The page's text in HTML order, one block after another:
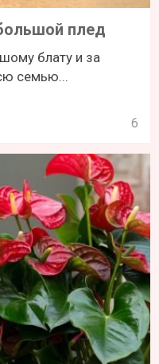
плед
блату и за
семью...
6